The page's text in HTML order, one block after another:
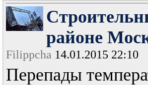
районе
Filippcha 14.01.2015 22:10
Перепады